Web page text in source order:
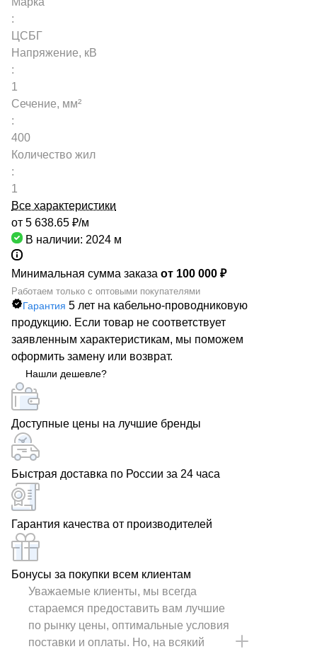
:
ЦСБГ
Напряжение, кВ
:
1
Сечение, мм²
:
400
Количество жил
:
1
Все характеристики
от 5 638.65 ₽/м
В наличии: 2024 м
Минимальная сумма заказа от 100 000 ₽
Работаем только с оптовыми покупателями
Гарантия 5 лет на кабельно-проводниковую
продукцию. Если товар не соответствует
заявленным характеристикам, мы поможем
оформить замену или возврат.
Нашли дешевле?
Доступные цены на лучшие бренды
Быстрая доставка по России за 24 часа
Гарантия качества от производителей
Бонусы за покупки всем клиентам
Уважаемые клиенты, мы всегда
стараемся предоставить вам лучшие
по рынку цены, оптимальные условия
поставки и оплаты. Но, на всякий